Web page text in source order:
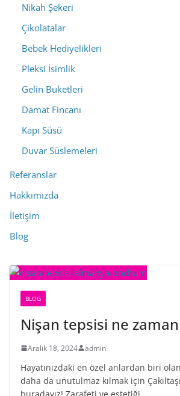
Nikah Şekeri
Çikolatalar
Bebek Hediyelikleri
Pleksi İsimlik
Gelin Buketleri
Damat Fincanı
Kapı Süsü
Duvar Süslemeleri
Referanslar
Hakkımızda
İletişim
Blog
BLOG
Nişan tepsisi ne zaman
Aralık 18, 2024 admin
Hayatınızdaki en özel anlardan biri
daha da unutulmaz kılmak için
buradayız! Zarafeti ve estetiği